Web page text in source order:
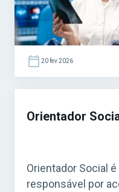
20 fev 2026
Orientador
Orientador Social
responsável por